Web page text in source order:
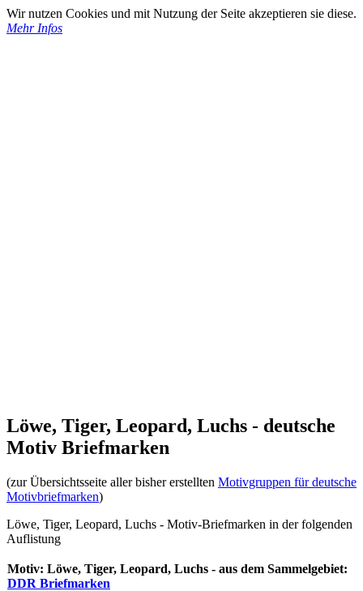
Wir nutzen Cookies und mit Nutzung der Seite akzeptieren sie diese.
Mehr Infos
Löwe, Tiger, Leopard, Luchs - deutsche
Motiv Briefmarken
(zur Übersichtsseite aller bisher erstellten Motivgruppen für deutsche
Motivbriefmarken)
Löwe, Tiger, Leopard, Luchs - Motiv-Briefmarken in der folgenden
Auflistung
Motiv: Löwe, Tiger, Leopard, Luchs - aus dem Sammelgebiet:
DDR Briefmarken